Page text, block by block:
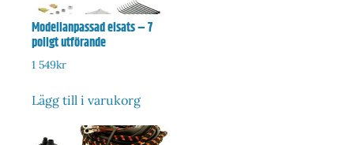
Modellanpassad elsats – 7
poligt utförande
1 549kr
Lägg till i varukorg